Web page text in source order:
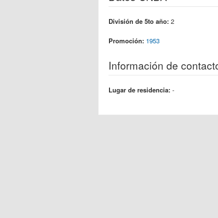
División de 5to año: 2
Promoción: 1953
Información de
Lugar de residencia: -